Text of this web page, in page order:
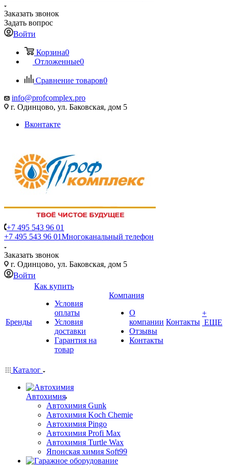
Заказать звонок
Задать вопрос
Войти
Корзина0
Отложенные0
Сравнение товаров0
info@profcomplex.pro
г. Одинцово, ул. Баковская, дом 5
Вконтакте
+7 495 543 96 01
+7 495 543 96 01Многоканальный телефон
Заказать звонок
г. Одинцово, ул. Баковская, дом 5
Войти
Бренды
Как купить
Условия
оплаты
Условия
доставки
Гарантия на
товар
Компания
О
компании
Отзывы
Контакты
Контакты
+
ЕЩЕ
Каталог
Автохимия
Автохимия Gunk
Автохимия Koch Chemie
Автохимия Pingo
Автохимия Profi Max
Автохимия Turtle Wax
Японская химия Soft99